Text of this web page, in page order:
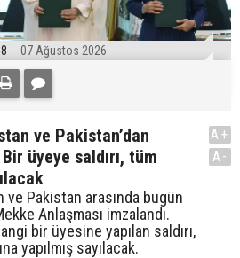
07 Ağustos 2026
ve Pakistan’dan
üyeye saldırı, tüm
Pakistan arasında bugün
Anlaşması imzalandı.
bir üyesine yapılan saldırı,
yapılmış sayılacak.
A+
A-